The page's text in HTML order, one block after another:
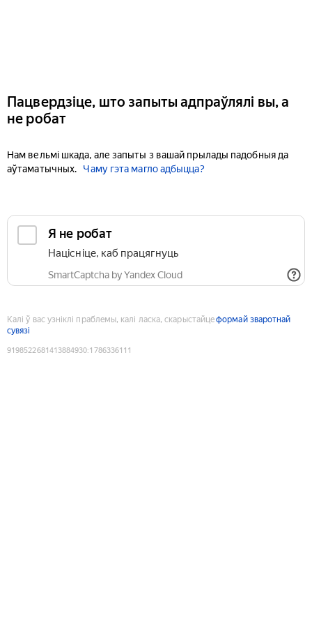
Пацвердзіце, што запыты адпраўлялі вы, а
не робат
Нам вельмі шкада, але запыты з вашай прылады падобныя да
аўтаматычных.
Чаму гэта магло адбыцца?
Я не робат
Націсніце, каб працягнуць
SmartCaptcha by Yandex Cloud
Калі ў вас узніклі праблемы, калі ласка, скарыстайцеформай зваротнай
сувязі
9198522681413884930:1786336111